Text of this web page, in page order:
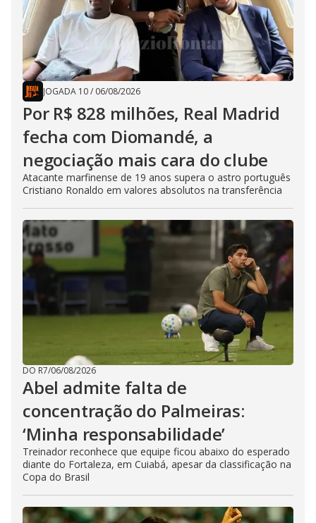
JOGADA 10/ 06/08/2026
Por R$ 828 milhões, Real Madrid
fecha com Diomandé, a
negociação mais cara do clube
Atacante marfinense de 19 anos supera o astro português
Cristiano Ronaldo em valores absolutos na transferência
DO R7/06/08/2026
Abel admite falta de
concentração do Palmeiras:
‘Minha responsabilidade’
Treinador reconhece que equipe ficou abaixo do esperado
diante do Fortaleza, em Cuiabá, apesar da classificação na
Copa do Brasil